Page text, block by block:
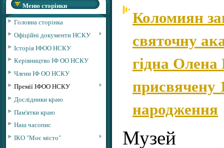
Меню сторінки
Головна сторінка
Офіційні документи НСКУ
Історія ІФОО НСКУ
Керівництво ІФ ОО НСКУ
Члени ІФ ОО НСКУ
Премії ІФОО НСКУ
Дослідники краю
Пам'ятки краю
Наш часопис
ІКО "Моє місто"
Коломиян
святочну
гідна
присвячену
народження
Музей